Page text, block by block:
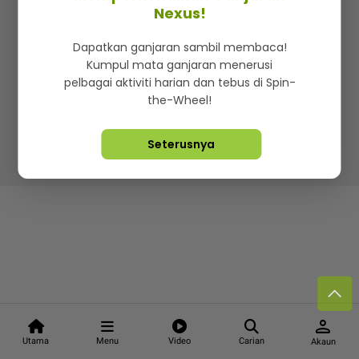
Utama Menu Video Carian
person
Akaun
Iklan di SMG360
Terma & Syarat Dasar Privasi
Lebih hot, viral dan sensasi
Hakcipta Terpelihara ©2026. Star Media Group Berhad
Nexus!
Dapatkan ganjaran sambil membaca!
Kumpul mata ganjaran menerusi
pelbagai aktiviti harian dan tebus di Spin-
the-Wheel!
Seterusnya